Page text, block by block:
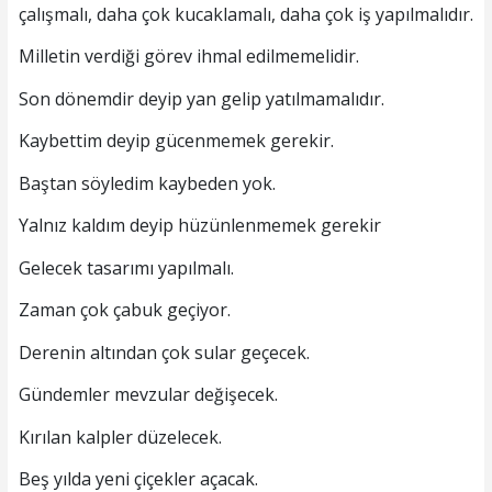
çalışmalı, daha çok kucaklamalı, daha çok iş yapılmalıdır.
Milletin verdiği görev ihmal edilmemelidir.
Son dönemdir deyip yan gelip yatılmamalıdır.
Kaybettim deyip gücenmemek gerekir.
Baştan söyledim kaybeden yok.
Yalnız kaldım deyip hüzünlenmemek gerekir
Gelecek tasarımı yapılmalı.
Zaman çok çabuk geçiyor.
Derenin altından çok sular geçecek.
Gündemler mevzular değişecek.
Kırılan kalpler düzelecek.
Beş yılda yeni çiçekler açacak.